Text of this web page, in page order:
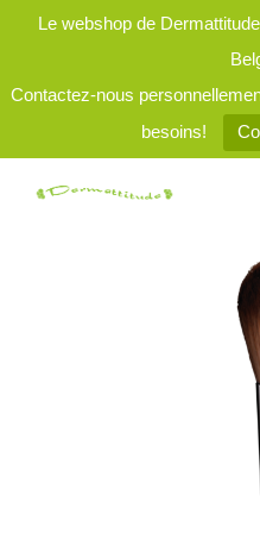
Le webshop de
Contactez-nous
besoins!